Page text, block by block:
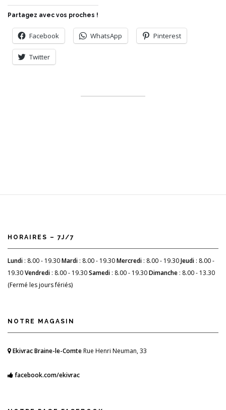
Partagez avec vos proches !
Facebook WhatsApp Pinterest
Twitter
HORAIRES – 7J/7
Lundi : 8.00 - 19.30Mardi : 8.00 - 19.30Mercredi : 8.00 - 19.30Jeudi : 8.00 -
19.30Vendredi : 8.00 - 19.30Samedi : 8.00 - 19.30Dimanche : 8.00 - 13.30
(Fermé les jours fériés)
NOTRE MAGASIN
Ekivrac Braine-le-ComteRue Henri Neuman, 33
facebook.com/ekivrac